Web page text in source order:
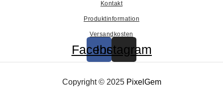
Kontakt
Produktinformation
Versandkosten
Facebook
Instagram
Copyright © 2025 PixelGem